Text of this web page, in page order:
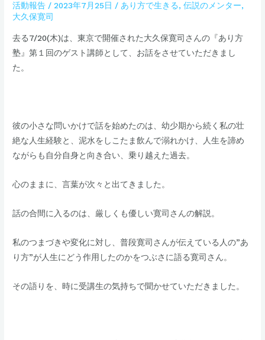
活動報告 /2023年7月25日/あり方で生きる,伝説のメンター,
大久保寛司
去る7/20(木)は、東京で開催された大久保寛司さんの『あり方
塾』第１回のゲスト講師として、お話をさせていただきまし
た。
​彼の小さな問いかけで話を始めたのは、幼少期から続く私の壮
絶な人生経験と、泥水をしこたま飲んで溺れかけ、人生を諦め
ながらも自分自身と向き合い、乗り越えた過去。
​​心のままに、言葉が次々と出てきました。
​​話の合間に入るのは、厳しくも優しい寛司さんの解説。
​私のつまづきや変化に対し、普段寛司さんが伝えている人の”あ
り方”が人生にどう作用したのかをつぶさに語る寛司さん。
​その語りを、時に受講生の気持ちで聞かせていただきました。
回
で
ゲ
ス
ト
壇
し
ま
た